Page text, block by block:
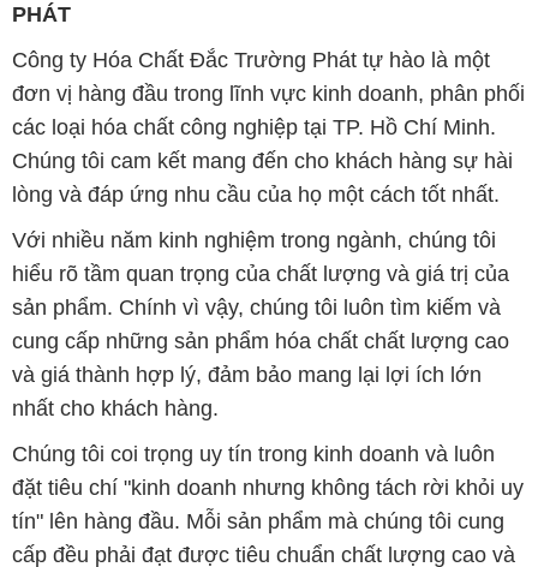
PHÁT
Công ty Hóa Chất Đắc Trường Phát tự hào là một
đơn vị hàng đầu trong lĩnh vực kinh doanh, phân phối
các loại hóa chất công nghiệp tại TP. Hồ Chí Minh.
Chúng tôi cam kết mang đến cho khách hàng sự hài
lòng và đáp ứng nhu cầu của họ một cách tốt nhất.
Với nhiều năm kinh nghiệm trong ngành, chúng tôi
hiểu rõ tầm quan trọng của chất lượng và giá trị của
sản phẩm. Chính vì vậy, chúng tôi luôn tìm kiếm và
cung cấp những sản phẩm hóa chất chất lượng cao
và giá thành hợp lý, đảm bảo mang lại lợi ích lớn
nhất cho khách hàng.
Chúng tôi coi trọng uy tín trong kinh doanh và luôn
đặt tiêu chí "kinh doanh nhưng không tách rời khỏi uy
tín" lên hàng đầu. Mỗi sản phẩm mà chúng tôi cung
cấp đều phải đạt được tiêu chuẩn chất lượng cao và